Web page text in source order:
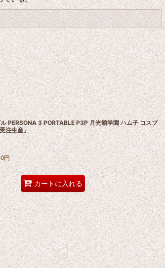
閉じる
PERSONA 3 PORTABLE P3P 月光館学園 ハム子 コスプ
注生産」
円
カートに入れる